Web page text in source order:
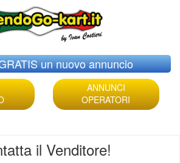
un nuovo annuncio
ANNUNCI
OPERATORI
il Venditore!